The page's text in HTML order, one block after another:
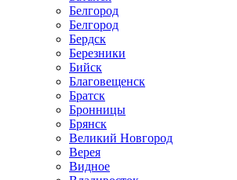
Белгород
Белгород
Бердск
Березники
Бийск
Благовещенск
Братск
Бронницы
Брянск
Великий Новгород
Верея
Видное